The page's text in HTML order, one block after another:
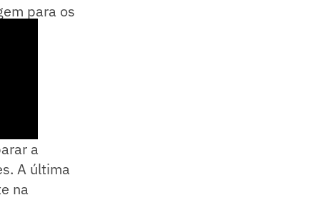
para os
a
A última
na